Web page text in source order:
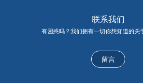
联系我们
有困惑吗？我们拥有一切你想知道的关
留言